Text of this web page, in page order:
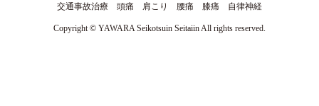
交通事故治療 頭痛 肩こり 腰痛 膝痛 自律神経
Copyright © YAWARA Seikotsuin Seitaiin All rights reserved.